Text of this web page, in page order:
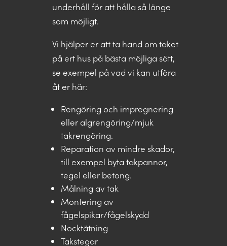
underhåll för att hålla så länge
som möjligt.
Vi hjälper er att ta hand om taket
på ert hus på bästa möjliga sätt,
se exempel på vad vi kan utföra
åt er här:
Rengöring och impregnering
eller algrengöring/mjuk
takrengöring.
Reparation av mindre skador,
till exempel byta takpannor,
tegel eller betong.
Målning av tak
Montering av
fågelspikar/fågelskydd
Nocktätning
Takstegar